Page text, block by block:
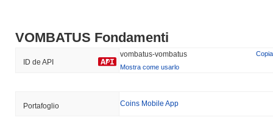
VOMBATUS Fondamenti
ID de API
vombatus-vombatus
Copia
Mostra come usarlo
Portafoglio Coins Mobile App